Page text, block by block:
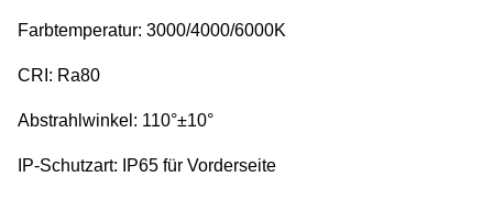
Farbtemperatur: 3000/4000/6000K
CRI: Ra80
Abstrahlwinkel: 110°±10°
IP-Schutzart: IP65 für Vorderseite